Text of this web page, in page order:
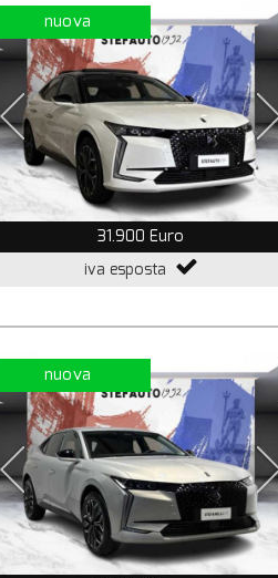
31.900 Euro
iva esposta
nuova
nuova